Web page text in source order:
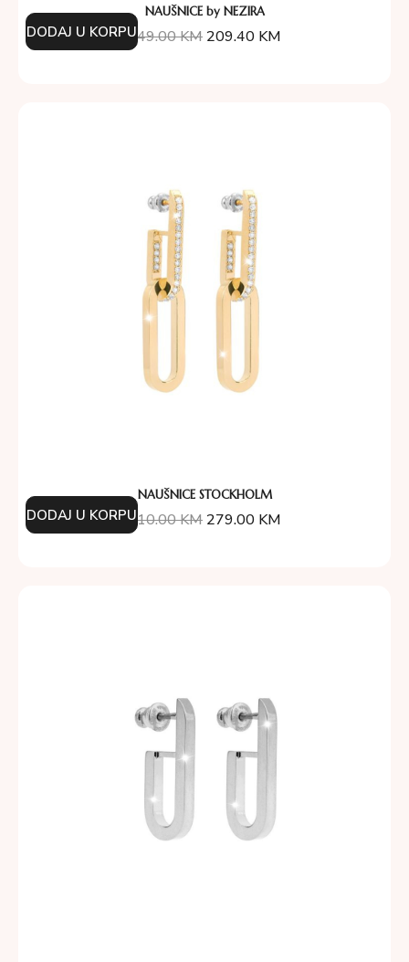
NAUŠNICE by NEZIRA
349.00KM 209.40 KM
DODAJ U KORPU
NAUŠNICE STOCKHOLM
310.00KM 279.00 KM
DODAJ U KORPU